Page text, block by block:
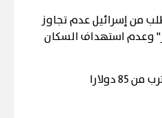
من إسرائيل عدم تجاوز
وعدم استهداف السكان
دولارا